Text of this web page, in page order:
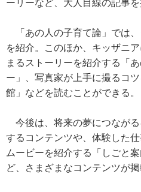
ーリーなど、大人目線の記事を
「あの人の子育て論」では
を紹介。このほか、キッザニ
まるストーリーを紹介する「
ー」、写真家が上手に撮るコ
館」などを読むことができる。
今後は、将来の夢につなが
するコンテンツや、体験した
ムービーを紹介する「しごと
ど、さまざまなコンテンツが掲